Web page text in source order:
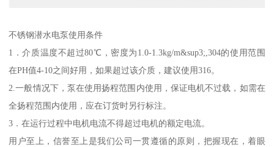
不锈钢潜水电泵使用条件
1．介质温度不超过80℃，密度为1.0-1.3kg/m&sup3;,304的使用范围
在PH值4-10之间好用，如果超过该介质，建议使用316。
2.一般情况下，泵在使用扬程范围内使用，保证电机不过载，如需在
全扬程范围内使用，应在订货时另行标注。
3．在运行过程中电机电流不得超过电机的额定电流。
用户至上，信誉至上是我们公司一贯遵循的原则，把握现在，着眼